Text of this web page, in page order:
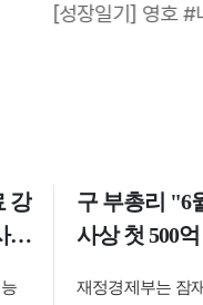
[성장일기] 영호 #